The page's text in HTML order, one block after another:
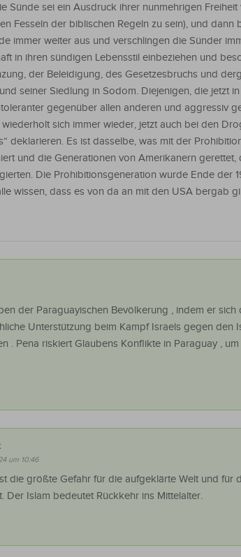
Sünde sei ein Ausdruck ihrer nunmehrigen
Fesseln der biblischen Regeln zu sein), und dann
immer weiter aus und verschlingen die Sünder
in ihren sündigen Lebensstil einbeziehen und
der Beleidigung, des Gesetzesbruchs und
seiner Siedlung in Sodom. Diejenigen, die jetzt
gegenüber allen anderen und aggressiv
sich immer wieder, jetzt auch bei den
deklarieren. Es ist dasselbe, was mit der
und die Generationen von Amerikanern gerettet,
Die Prohibitionsgeneration wurde Ende der
wissen, dass es von da an mit den USA bergab
der Paraguayischen Bevölkerung , indem er
Unterstützung beim Kampf Israels gegen den
. Pena riskiert Glaubens Konflikte in Paraguay ,
um 10:46
die größte Gefahr für die aufgeklärte Welt und für
Der Islam bedeutet Rückkehr ins Mittelalter.